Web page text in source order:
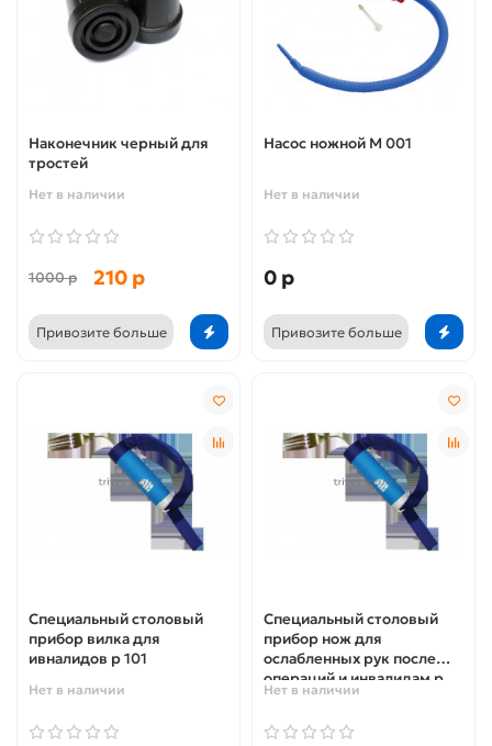
Наконечник черный для
тростей
Нет в наличии
1000 р 210 р
Привозите больше
Насос ножной М 001
Нет в наличии
0 р
Привозите больше
Специальный столовый
прибор вилка для
ивналидов р 101
Нет в наличии
Специальный столовый
прибор нож для
ослабленных рук после
операций и инвалидам р
103
Нет в наличии